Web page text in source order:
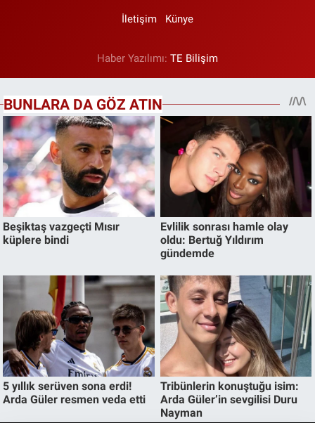
İletişim Künye
Haber Yazılımı: TE Bilişim